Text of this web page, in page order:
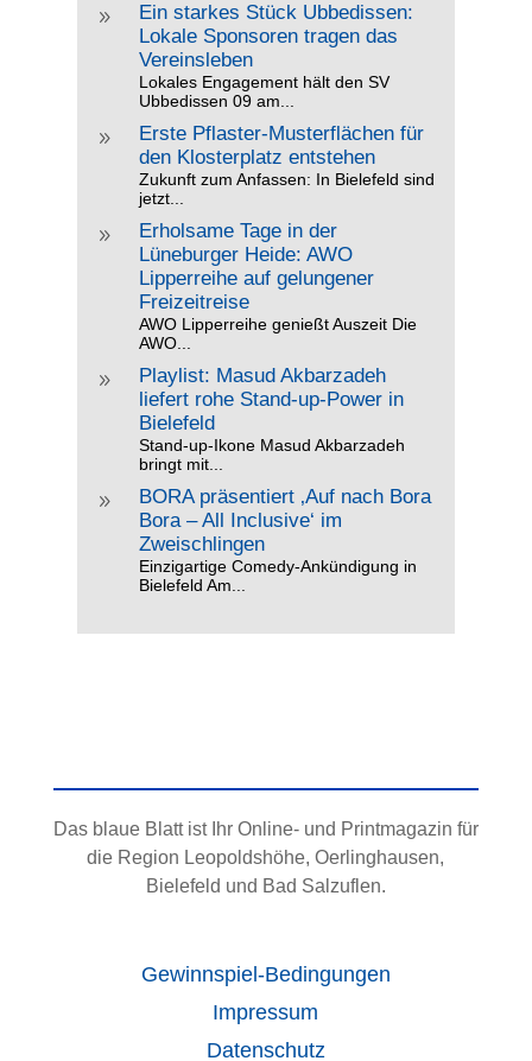
9
Ein starkes Stück Ubbedissen:
Lokale Sponsoren tragen das
Vereinsleben
Lokales Engagement hält den SV
Ubbedissen 09 am...
9
Erste Pflaster-Musterflächen für
den Klosterplatz entstehen
Zukunft zum Anfassen: In Bielefeld sind
jetzt...
9
Erholsame Tage in der
Lüneburger Heide: AWO
Lipperreihe auf gelungener
Freizeitreise
AWO Lipperreihe genießt Auszeit Die
AWO...
9
Playlist: Masud Akbarzadeh
liefert rohe Stand-up-Power in
Bielefeld
Stand-up-Ikone Masud Akbarzadeh
bringt mit...
9
BORA präsentiert ‚Auf nach Bora
Bora – All Inclusive‘ im
Zweischlingen
Einzigartige Comedy-Ankündigung in
Bielefeld Am...
Das blaue Blatt ist Ihr Online- und Printmagazin für
die Region Leopoldshöhe, Oerlinghausen,
Bielefeld und Bad Salzuflen.
Gewinnspiel-Bedingungen
Impressum
Datenschutz